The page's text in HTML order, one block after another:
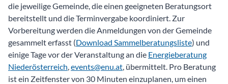
die jeweilige Gemeinde, die einen geeigneten Beratungsort
bereitstellt und die Terminvergabe koordiniert. Zur
Vorbereitung werden die Anmeldungen von der Gemeinde
gesammelt erfasst (Download Sammelberatungsliste) und
einige Tage vor der Veranstaltung an die Energieberatung
Niederösterreich,events@enu.at, übermittelt. Pro Beratung
ist ein Zeitfenster von 30 Minuten einzuplanen, um einen